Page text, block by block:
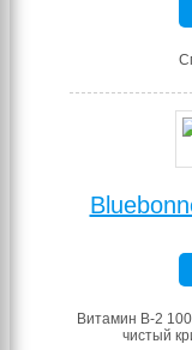
Витамин B-2
чистый